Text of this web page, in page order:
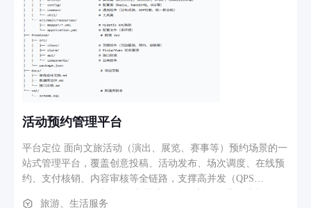
化、字典/参数/缓存/在线用户监控等基础能力，业务方可在此
基础上零成本接入商品、订单、营销、SKU、热词、轮播、分
类等业务模块，快速搭建自有的运营管理系统。3、小程序覆
盖电商核心购物闭环，包含 首页、分类、商品详情、购物车、
订单全流程、限时秒杀、个人中心 七大模块。首页提供 Banner
轮播、分类入口、秒杀区块和瀑布流推荐；分类页支持左侧一
级分类导航与右侧商品网格联动展示；商品详情页集成图片轮
播、SKU 多规格选择、收藏与直接购买；购物车支持编辑/完
成模式切换、全选结算、左滑删除及本地与后端数据同步；订
单流程涵盖地址选择、优惠券自动推荐、库存预检、微信支付
唤起及支付结果分流；秒杀模块支持场次切换与实时倒计时抢
购；个人中心集成登录授权、订单状态入口、优惠券、收藏、
地址管理、联系客服及设置等功能。整套页面均适配刘海屏/灵
动岛安全区域。
活动预约管理平台
平台定位 面向文旅活动（演出、展览、赛事等）预约场景的一
站式管理平台，覆盖创意投稿、活动发布、场次调度、在线预
约、支付核销、内容审核等全链路，支撑高并发（QPS
旅游、生活服务